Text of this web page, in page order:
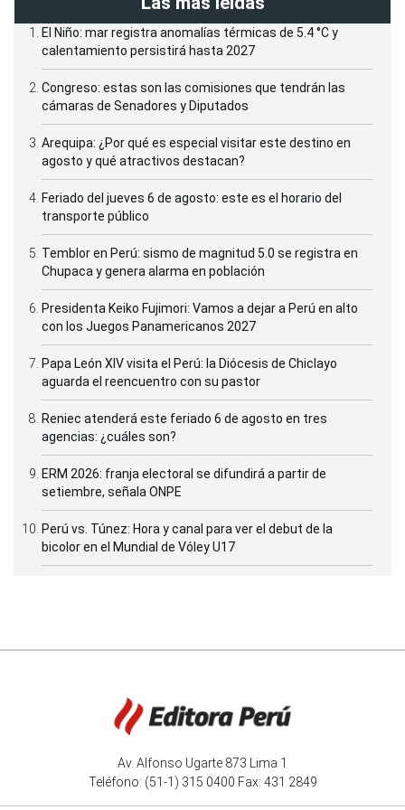
El Niño: mar registra anomalías térmicas de 5.4 °C y
calentamiento persistirá hasta 2027
Congreso: estas son las comisiones que tendrán las
cámaras de Senadores y Diputados
Arequipa: ¿Por qué es especial visitar este destino en
agosto y qué atractivos destacan?
Feriado del jueves 6 de agosto: este es el horario del
transporte público
Temblor en Perú: sismo de magnitud 5.0 se registra en
Chupaca y genera alarma en población
Presidenta Keiko Fujimori: Vamos a dejar a Perú en alto
con los Juegos Panamericanos 2027
Papa León XIV visita el Perú: la Diócesis de Chiclayo
aguarda el reencuentro con su pastor
Reniec atenderá este feriado 6 de agosto en tres
agencias: ¿cuáles son?
ERM 2026: franja electoral se difundirá a partir de
setiembre, señala ONPE
Perú vs. Túnez: Hora y canal para ver el debut de la
bicolor en el Mundial de Vóley U17
Av. Alfonso Ugarte 873 Lima 1
Teléfono: (51-1) 315 0400 Fax: 431 2849